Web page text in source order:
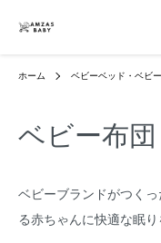
ホーム ベビーベッド・ベビ
ベビー布団
ベビーブランドがつく
る赤ちゃんに快適な眠